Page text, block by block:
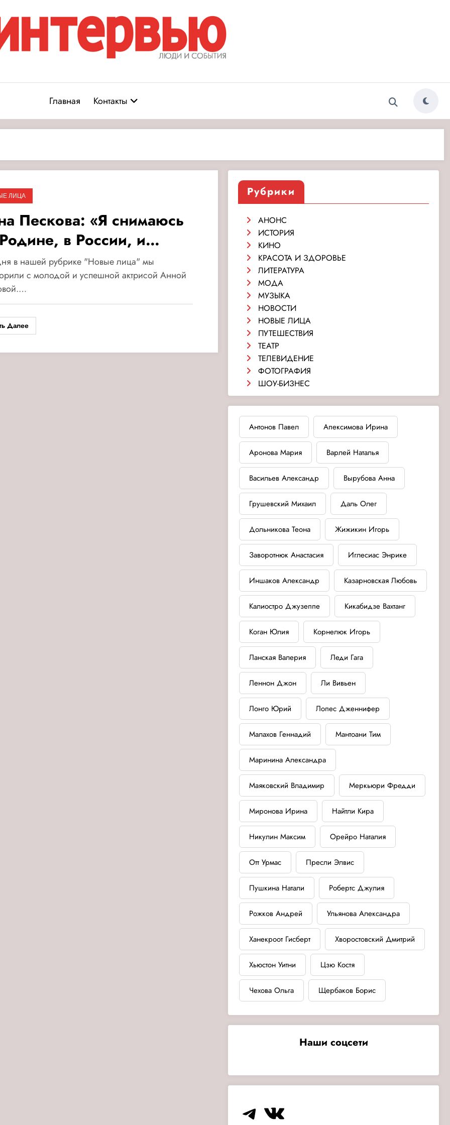
«Интервью: Люди и события»
Главная
Контакты
ЛИЦА
Пескова: «Я снимаюсь
в России, и
счастлива»
в нашей рубрике "Новые лица" мы
с молодой и успешной актрисой Анной
Далее
Рубрики
АНОНС
ИСТОРИЯ
КИНО
КРАСОТА И ЗДОРОВЬЕ
ЛИТЕРАТУРА
МОДА
МУЗЫКА
НОВОСТИ
НОВЫЕ ЛИЦА
ПУТЕШЕСТВИЯ
ТЕАТР
ТЕЛЕВИДЕНИЕ
ФОТОГРАФИЯ
ШОУ-БИЗНЕС
Антонов Павел Апексимова Ирина
Аронова Мария Варлей Наталья
Васильев Александр Вырубова Анна
Грушевский Михаил Даль Олег
Дольникова Теона Жижикин Игорь
Заворотнюк Анастасия Иглесиас Энрике
Иншаков Александр Казарновская Любовь
Калиостро Джузеппе Кикабидзе Вахтанг
Коган Юлия Корнелюк Игорь
Ланская Валерия Леди Гага
Леннон Джон Ли Вивьен
Лонго Юрий Лопес Дженнифер
Малахов Геннадий Мантоани Тим
Маринина Александра
Маяковский Владимир Меркьюри Фредди
Миронова Ирина Найтли Кира
Никулин Максим Орейро Наталия
Отт Урмас Пресли Элвис
Пушкина Натали Робертс Джулия
Рожков Андрей Ульянова Александра
Ханекроот Гисберт Хворостовский Дмитрий
Хьюстон Уитни Цзю Костя
Чехова Ольга Щербаков Борис
Наши соцсети
Telegram
VK